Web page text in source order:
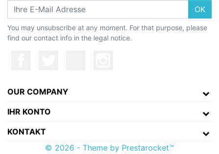
OK
You may unsubscribe at any moment. For that purpose, please
find our contact info in the legal notice.
OUR COMPANY
IHR KONTO
KONTAKT
© 2026 - Theme by Prestarocket™